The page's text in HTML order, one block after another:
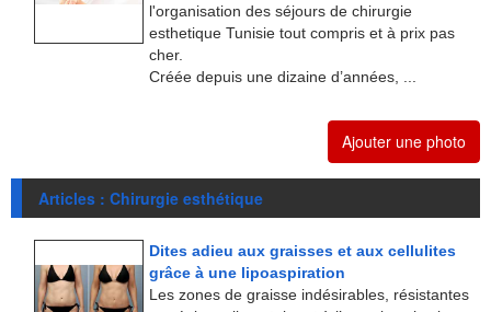
l'organisation des séjours de chirurgie
esthetique Tunisie tout compris et à prix pas
cher.
Créée depuis une dizaine d’années, ...
Ajouter une photo
Articles : Chirurgie esthétique
Dites adieu aux graisses et aux cellulites
grâce à une lipoaspiration
Les zones de graisse indésirables, résistantes